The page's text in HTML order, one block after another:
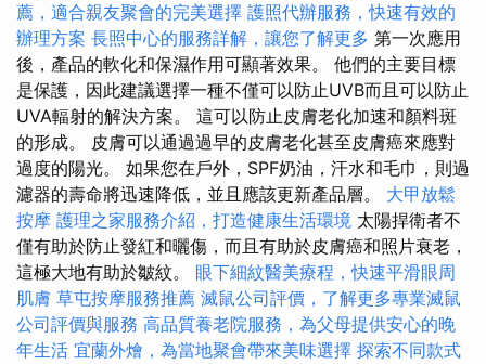
薦，適合親友聚會的完美選擇 護照代辦服務，快速有效的
辦理方案 長照中心的服務詳解，讓您了解更多 第一次應用
後，產品的軟化和保濕作用可顯著效果。 他們的主要目標
是保護，因此建議選擇一種不僅可以防止UVB而且可以防止
UVA輻射的解決方案。 這可以防止皮膚老化加速和顏料斑
的形成。 皮膚可以通過過早的皮膚老化甚至皮膚癌來應對
過度的陽光。 如果您在戶外，SPF奶油，汗水和毛巾，則過
濾器的壽命將迅速降低，並且應該更新產品層。 大甲放鬆
按摩 護理之家服務介紹，打造健康生活環境 太陽捍衛者不
僅有助於防止發紅和曬傷，而且有助於皮膚癌和照片衰老，
這極大地有助於皺紋。 眼下細紋醫美療程，快速平滑眼周
肌膚 草屯按摩服務推薦 滅鼠公司評價，了解更多專業滅鼠
公司評價與服務 高品質養老院服務，為父母提供安心的晚
年生活 宜蘭外燴，為當地聚會帶來美味選擇 探索不同款式